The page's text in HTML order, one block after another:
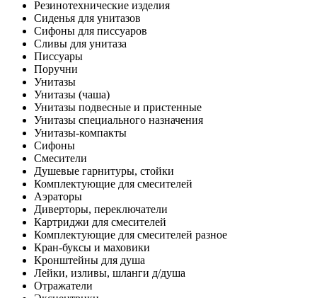
Резинотехнические изделия
Сиденья для унитазов
Сифоны для писсуаров
Сливы для унитаза
Писсуары
Поручни
Унитазы
Унитазы (чаша)
Унитазы подвесные и пристенные
Унитазы специального назначения
Унитазы-компакты
Сифоны
Смесители
Душевые гарнитуры, стойки
Комплектующие для смесителей
Аэраторы
Диверторы, переключатели
Картриджи для смесителей
Комплектующие для смесителей разное
Кран-буксы и маховики
Кронштейны для душа
Лейки, изливы, шланги д/душа
Отражатели